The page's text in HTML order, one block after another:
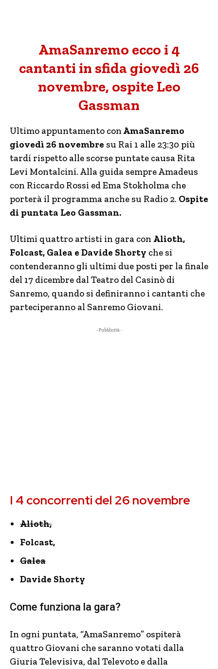
AmaSanremo ecco i 4
cantanti in sfida giovedì 26
novembre, ospite Leo
Gassman
Ultimo appuntamento con AmaSanremo
giovedì 26 novembre su Rai 1 alle 23:30 più
tardi rispetto alle scorse puntate causa Rita
Levi Montalcini. Alla guida sempre Amadeus
con Riccardo Rossi ed Ema Stokholma che
porterà il programma anche su Radio 2. Ospite
di puntata Leo Gassman.
Ultimi quattro artisti in gara con Alioth,
Folcast, Galea e Davide Shorty che si
contenderanno gli ultimi due posti per la finale
del 17 dicembre dal Teatro del Casinò di
Sanremo, quando si definiranno i cantanti che
parteciperanno al Sanremo Giovani.
- Pubblicità -
I 4 concorrenti del 26 novembre
Alioth,
Folcast,
Galea
Davide Shorty
Come funziona la gara?
In ogni puntata, “AmaSanremo” ospiterà
quattro Giovani che saranno votati dalla
Giuria Televisiva, dal Televoto e dalla